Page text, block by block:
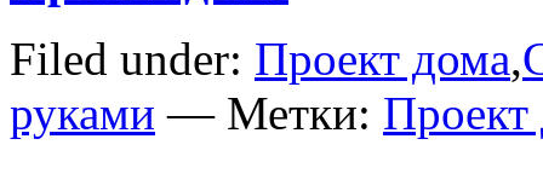
Filed under: Проект дома,
руками — Метки: Проект